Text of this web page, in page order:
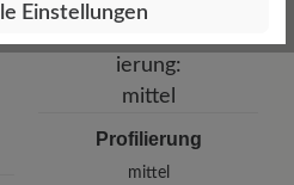
Profilierung
mittel
Einstellungen